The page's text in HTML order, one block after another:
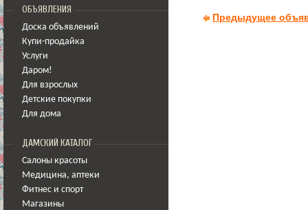
ОБЪЯВЛЕНИЯ
Доска объявлений
Купи-продайка
Услуги
Даром!
Для взрослых
Детские покупки
Для дома
ДАМСКИЙ КАТАЛОГ
Салоны красоты
Медицина, аптеки
Фитнес и спорт
Магазины
Предыдущее